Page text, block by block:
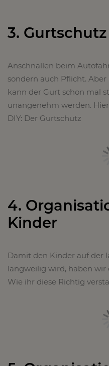
3. Gurtschutz
Anschnallen beim
sondern auch Pflicht.
kann der Gurt schon mal
unangenehm werden.
DIY: Der Gurtschutz
4.
Kinder
Damit den Kinder auf der
langweilig wird, haben wir
Wie ihr diese Richtig